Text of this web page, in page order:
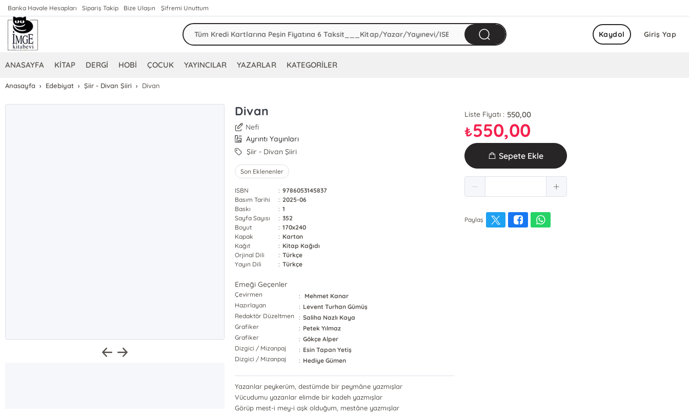
Banka Havale Hesapları Sipariş Takip Bize Ulaşın Şifremi Unuttum
Giriş Yap
Kaydol
ANASAYFA KİTAP DERGİ HOBİ ÇOCUK YAYINCILAR YAZARLAR KATEGORİLER
Anasayfa Edebiyat Şiir - Divan Şiiri Divan
Divan
Nefi
Ayrıntı Yayınları
Şiir - Divan Şiiri
Son Eklenenler
ISBN : 9786053145837
Basım Tarihi
: 2025-06
Baskı
: 1
Sayfa Sayısı
: 352
Boyut
: 170x240
Kapak
: Karton
Kağıt
: Kitap Kağıdı
Orjinal Dili
: Türkçe
Yayın Dili
: Türkçe
Emeği Geçenler
Çevirmen :
Mehmet Kanar
Hazırlayan
: Levent Turhan Gümüş
Redaktör Düzeltmen
: Saliha Nazlı Kaya
Grafiker
: Petek Yılmaz
Grafiker
: Gökçe Alper
Dizgici / Mizanpaj
: Esin Tapan Yetiş
Dizgici / Mizanpaj
: Hediye Gümen
Yazanlar peykerüm, destümde bir peymâne yazmışlar
Vücudumu yazanlar elimde bir kadeh yazmışlar
Görüp mest-i mey-i aşk olduğum, mestâne yazmışlar
Liste Fiyatı : 550,00
₺550,00
Sepete Ekle
Paylaş